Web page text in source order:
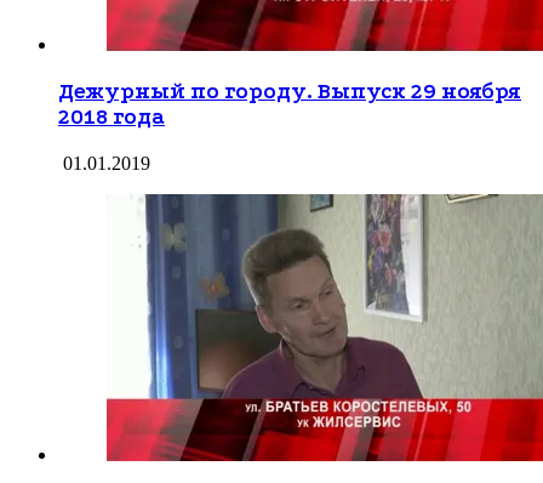
Дежурный по городу. Выпуск 29 ноября
2018 года
01.01.2019